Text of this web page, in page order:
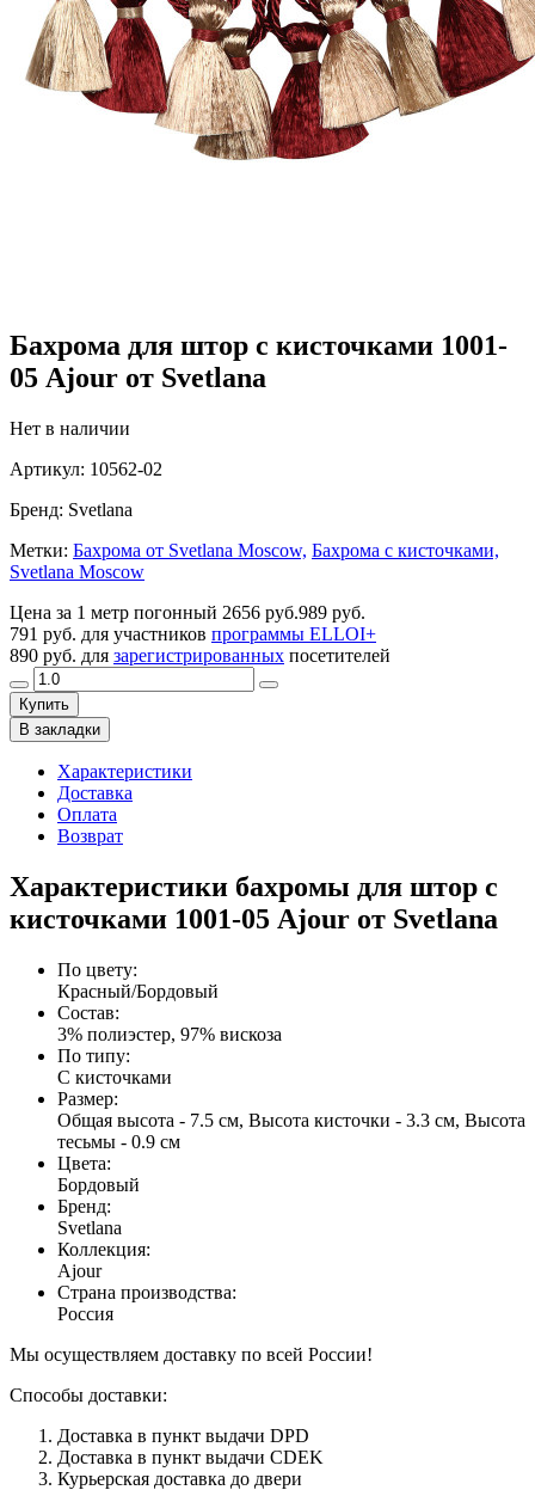
Бахрома для штор с кисточками 1001-
05 Ajour от Svetlana
Нет в наличии
Артикул: 10562-02
Бренд: Svetlana
Метки: Бахрома от Svetlana Moscow, Бахрома с кисточками,
Svetlana Moscow
Цена за 1 метр погонный 2656 руб.989 руб.
791 руб. для участников программы ELLOI+
890 руб. для зарегистрированных посетителей
Купить
В закладки
Характеристики
Доставка
Оплата
Возврат
Характеристики бахромы для штор с
кисточками 1001-05 Ajour от Svetlana
По цвету:
Красный/Бордовый
Состав:
3% полиэстер, 97% вискоза
По типу:
С кисточками
Размер:
Общая высота - 7.5 см, Высота кисточки - 3.3 см, Высота
тесьмы - 0.9 см
Цвета:
Бордовый
Бренд:
Svetlana
Коллекция:
Ajour
Страна производства:
Россия
Мы осуществляем доставку по всей России!
Способы доставки:
Доставка в пункт выдачи DPD
Доставка в пункт выдачи CDEK
Курьерская доставка до двери